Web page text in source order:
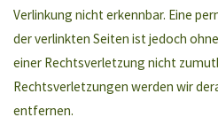
Verlinkung nicht erkennbar. Eine
der verlinkten Seiten ist jedoch
einer Rechtsverletzung nicht
Rechtsverletzungen werden wir
entfernen.